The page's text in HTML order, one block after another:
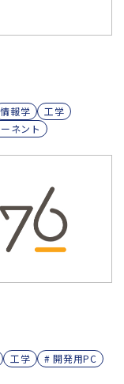
情報学
工学
ネント
工学
# 開発用PC